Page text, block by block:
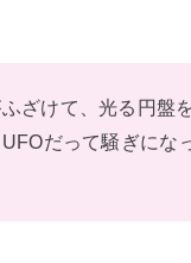
ざけて、光る円盤
だって騒ぎにな